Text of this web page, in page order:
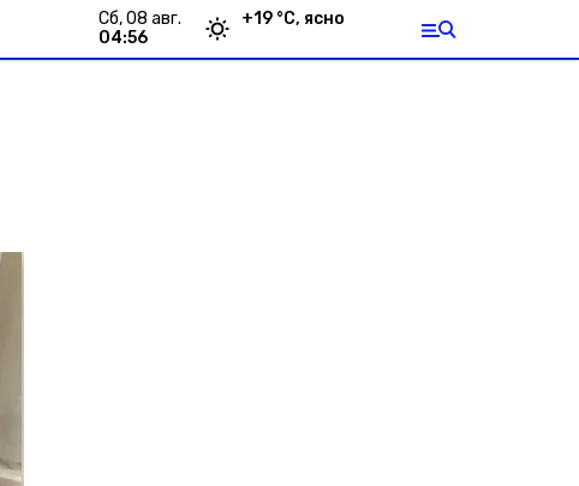
сб, 08 авг.
04:56
+19 °С, ясно